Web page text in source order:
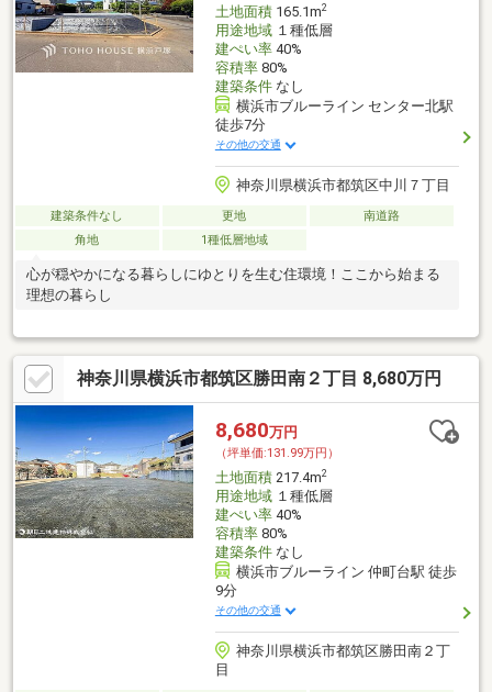
土地面積165.1m2
用途地域１種低層
建ぺい率40%
容積率80%
建築条件なし
横浜市ブルーライン センター北駅
徒歩7分
その他の交通
神奈川県横浜市都筑区中川７丁目
建築条件なし 更地
南道路
角地
1種低層地域
心が穏やかになる暮らしにゆとりを生む住環境！ここから始まる
理想の暮らし
神奈川県横浜市都筑区勝田南２丁目 8,680万円
8,680万円
（坪単価:131.99万円）
土地面積217.4m2
用途地域１種低層
建ぺい率40%
容積率80%
建築条件なし
横浜市ブルーライン 仲町台駅 徒歩
9分
その他の交通
神奈川県横浜市都筑区勝田南２丁
目